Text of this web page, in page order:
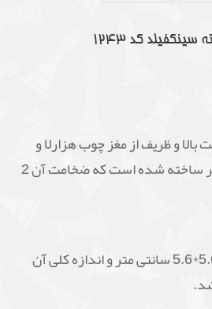
کد 1243
و ظریف از مغز چوب هزارلا و
روکش چوب گردو و جوهر ساخته شده است که ضخامت آن 2
و دارای 64 خانه با ابعاد 5.6*5.6 سانتی متر و اندازه کلی آن